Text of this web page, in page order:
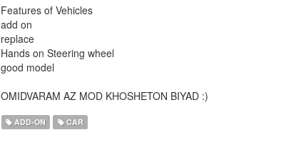
Features of Vehicles
add on
replace
Hands on Steering wheel
good model
OMIDVARAM AZ MOD KHOSHETON BIYAD :)
ADD-ON CAR